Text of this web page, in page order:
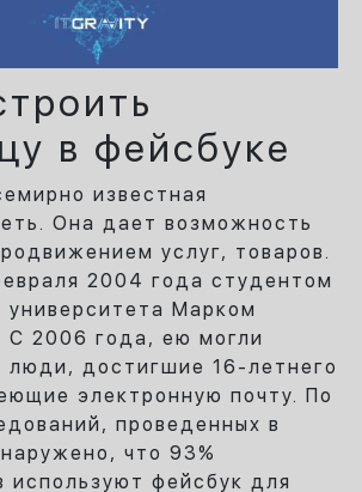
в фейсбуке
известная
Она дает возможность
услуг, товаров.
2004 года студентом
университета Марком
С 2006 года, ею могли
люди, достигшие 16-летнего
электронную почту. По
проведенных в
что 93%
используют фейсбук для